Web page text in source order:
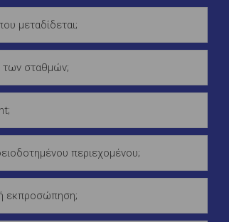
μεταδίδεται;
των σταθμών;
περιεχομένου;
εκπροσώπηση;